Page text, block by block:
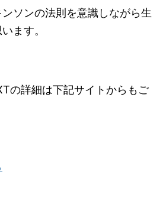
ソンの法則を意識しながら生
ます。
の詳細は下記サイトからもご